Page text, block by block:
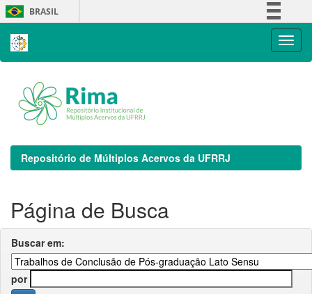
Skip
navigation
BRASIL
Repositório de Múltiplos Acervos da UFRRJ
Página de Busca
Buscar em:
por